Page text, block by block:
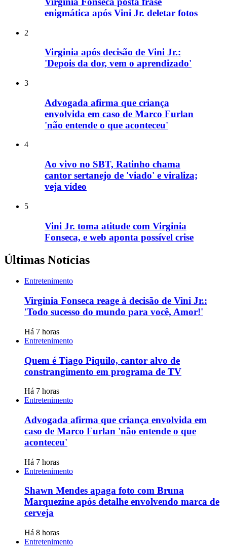
enigmática após Vini Jr. deletar fotos
2
Virginia após decisão de Vini Jr.:
'Depois da dor, vem o aprendizado'
3
Advogada afirma que criança
envolvida em caso de Marco Furlan
'não entende o que aconteceu'
4
Ao vivo no SBT, Ratinho chama
cantor sertanejo de 'viado' e viraliza;
veja vídeo
5
Vini Jr. toma atitude com Virginia
Fonseca, e web aponta possível crise
Últimas Notícias
Entretenimento
Virginia Fonseca reage à decisão de Vini Jr.:
'Todo sucesso do mundo para você, Amor!'
Há 7 horas
Entretenimento
Quem é Tiago Piquilo, cantor alvo de
constrangimento em programa de TV
Há 7 horas
Entretenimento
Advogada afirma que criança envolvida em
caso de Marco Furlan 'não entende o que
aconteceu'
Há 7 horas
Entretenimento
Shawn Mendes apaga foto com Bruna
Marquezine após detalhe envolvendo marca de
cerveja
Há 8 horas
Entretenimento